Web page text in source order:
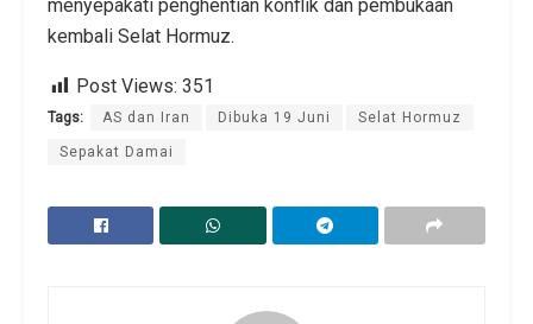
menyepakati penghentian konflik dan pembukaan
kembali Selat Hormuz.
Post Views: 351
Tags: AS dan Iran Dibuka 19 Juni Selat Hormuz
Sepakat Damai